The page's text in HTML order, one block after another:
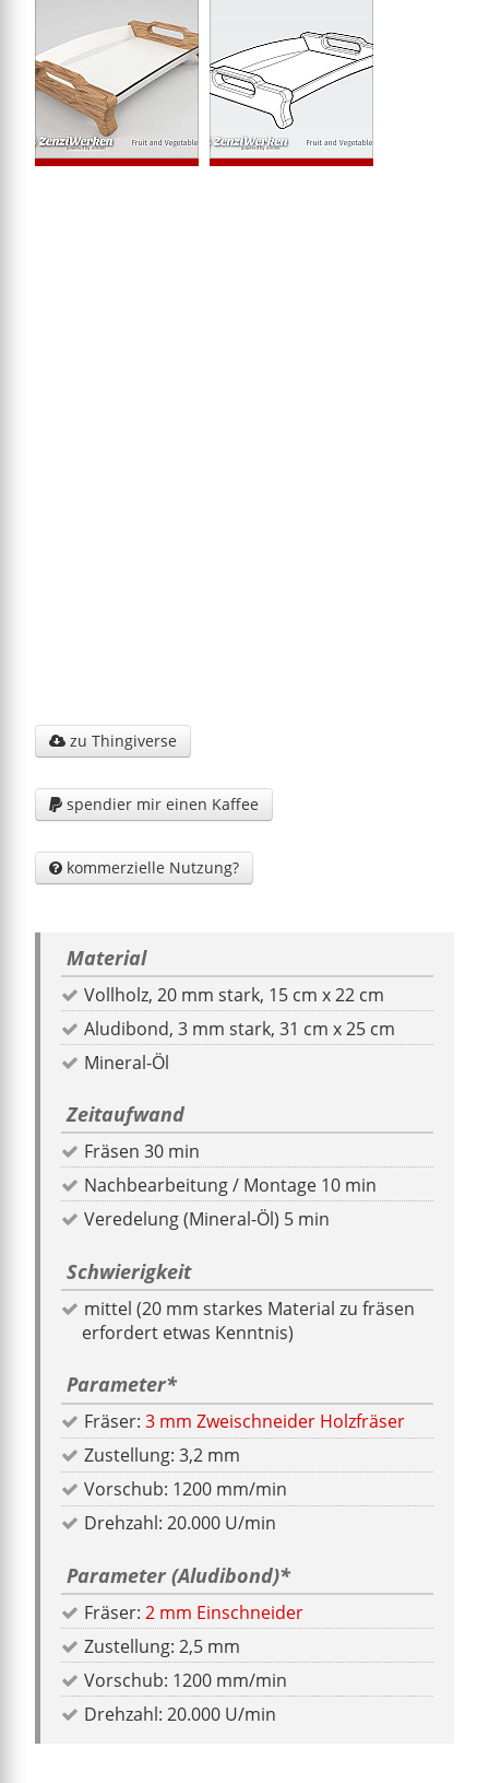
 zu Thingiverse
 spendier mir einen Kaffee
 kommerzielle Nutzung?
Material
Vollholz, 20 mm stark, 15 cm x 22 cm
Aludibond, 3 mm stark, 31 cm x 25 cm
Mineral-Öl
Zeitaufwand
Fräsen 30 min
Nachbearbeitung / Montage 10 min
Veredelung (Mineral-Öl) 5 min
Schwierigkeit
mittel (20 mm starkes Material zu fräsen
erfordert etwas Kenntnis)
Parameter*
Fräser: 3 mm Zweischneider Holzfräser
Zustellung: 3,2 mm
Vorschub: 1200 mm/min
Drehzahl: 20.000 U/min
Parameter (Aludibond)*
Fräser: 2 mm Einschneider
Zustellung: 2,5 mm
Vorschub: 1200 mm/min
Drehzahl: 20.000 U/min